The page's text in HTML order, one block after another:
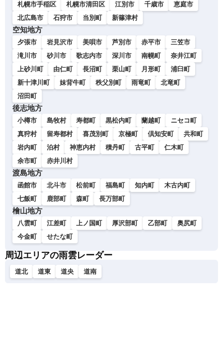
札幌市手稲区
札幌市清田区 江別市 千歳市
恵庭市
北広島市
石狩市 当別町 新篠津村
空知地方
夕張市 岩見沢市 美唄市 芦別市 赤平市
三笠市
滝川市
砂川市 歌志内市 深川市 南幌町
奈井江町
上砂川町
由仁町 長沼町 栗山町 月形町
浦臼町
新十津川町
妹背牛町 秩父別町 雨竜町
北竜町
沼田町
後志地方
小樽市 島牧村 寿都町 黒松内町 蘭越町
ニセコ町
真狩村
留寿都村 喜茂別町 京極町 倶知安町
共和町
岩内町
泊村 神恵内村 積丹町 古平町
仁木町
余市町
赤井川村
渡島地方
函館市 北斗市 松前町 福島町 知内町
木古内町
七飯町
鹿部町 森町 長万部町
檜山地方
八雲町 江差町 上ノ国町 厚沢部町 乙部町
奥尻町
今金町
せたな町
周辺エリアの雨雲レーダー
道北 道東 道央 道南